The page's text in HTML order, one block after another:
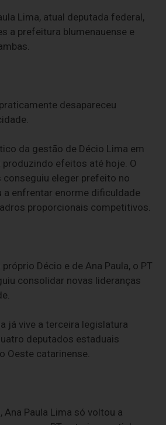
Lima, atual deputada federal,
a prefeitura blumenauense e
desapareceu
da gestão de Décio Lima em
produzindo efeitos até hoje. O
conseguiu eleger prefeito no
a enfrentar enorme dificuldade
proporcionais competitivos.
Décio e de Ana Paula, o PT
consolidar novas lideranças
já vive a terceira legislatura
deputados estaduais
Oeste catarinense.
Ana Paula Lima só voltou a